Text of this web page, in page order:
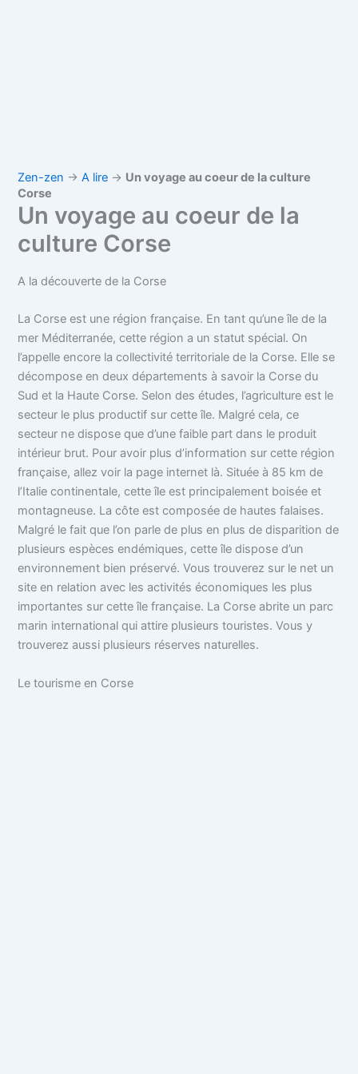
Zen-zen →A lire → Un voyage au coeur de la culture
Corse
Un voyage au coeur de la
culture Corse
A la découverte de la Corse
La Corse est une région française. En tant qu’une île de la
mer Méditerranée, cette région a un statut spécial. On
l’appelle encore la collectivité territoriale de la Corse. Elle se
décompose en deux départements à savoir la Corse du
Sud et la Haute Corse. Selon des études, l’agriculture est le
secteur le plus productif sur cette île. Malgré cela, ce
secteur ne dispose que d’une faible part dans le produit
intérieur brut. Pour avoir plus d’information sur cette région
française, allez voir la page internet là. Située à 85 km de
l’Italie continentale, cette île est principalement boisée et
montagneuse. La côte est composée de hautes falaises.
Malgré le fait que l’on parle de plus en plus de disparition de
plusieurs espèces endémiques, cette île dispose d’un
environnement bien préservé. Vous trouverez sur le net un
site en relation avec les activités économiques les plus
importantes sur cette île française. La Corse abrite un parc
marin international qui attire plusieurs touristes. Vous y
trouverez aussi plusieurs réserves naturelles.
Le tourisme en Corse